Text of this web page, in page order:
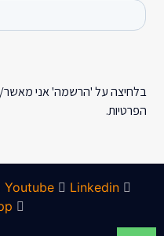
בלחיצה על 'הרשמה' אני מאשר/
הפרטיות.
Youtube
Linkedin